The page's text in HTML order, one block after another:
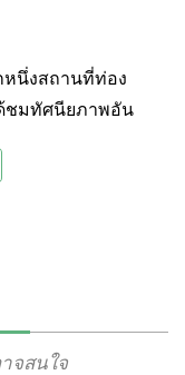
หนึ่งสถานที่ท่อง
ด้ชมทัศนียภาพอัน
าติสวยงาม
จสนใจ